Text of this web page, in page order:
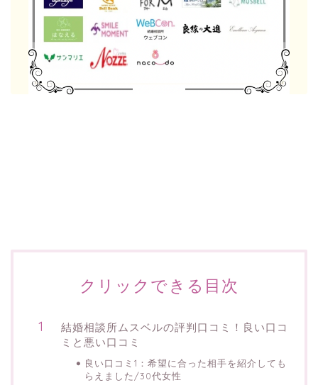
クリックできる目次
結婚相談所ムスベルの評判口コミ！良い口コ
ミと悪い口コミ
良い口コミ1：希望に合った相手を紹介しても
らえました/30代女性